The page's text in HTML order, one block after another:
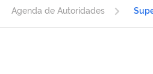
Agenda de Autoridades